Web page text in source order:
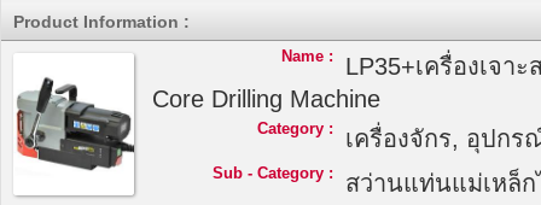
Product Information :
Name :
LP35+เครื่องเจา
Core Drilling Machine
Category : เครื่องจักร, อุปกร
Sub - Category : สว่านแท่นแม่เหล็